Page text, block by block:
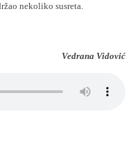
nekoliko susreta.
Vedrana Vidović